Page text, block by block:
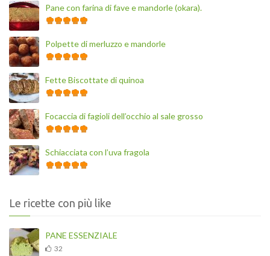
Pane con farina di fave e mandorle (okara).
Polpette di merluzzo e mandorle
Fette Biscottate di quinoa
Focaccia di fagioli dell’occhio al sale grosso
Schiacciata con l’uva fragola
Le ricette con più like
PANE ESSENZIALE
32